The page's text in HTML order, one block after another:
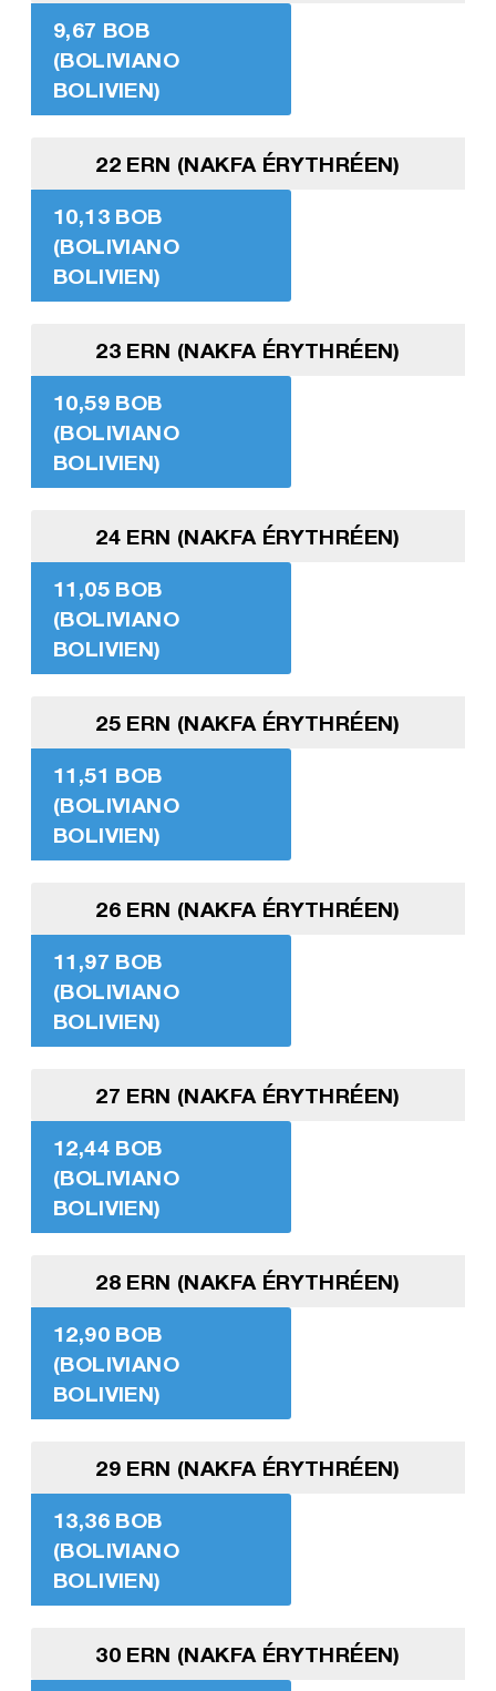
9,67 BOB
(BOLIVIANO
BOLIVIEN)
22 ERN (NAKFA ÉRYTHRÉEN)
10,13 BOB
(BOLIVIANO
BOLIVIEN)
23 ERN (NAKFA ÉRYTHRÉEN)
10,59 BOB
(BOLIVIANO
BOLIVIEN)
24 ERN (NAKFA ÉRYTHRÉEN)
11,05 BOB
(BOLIVIANO
BOLIVIEN)
25 ERN (NAKFA ÉRYTHRÉEN)
11,51 BOB
(BOLIVIANO
BOLIVIEN)
26 ERN (NAKFA ÉRYTHRÉEN)
11,97 BOB
(BOLIVIANO
BOLIVIEN)
27 ERN (NAKFA ÉRYTHRÉEN)
12,44 BOB
(BOLIVIANO
BOLIVIEN)
28 ERN (NAKFA ÉRYTHRÉEN)
12,90 BOB
(BOLIVIANO
BOLIVIEN)
29 ERN (NAKFA ÉRYTHRÉEN)
13,36 BOB
(BOLIVIANO
BOLIVIEN)
30 ERN (NAKFA ÉRYTHRÉEN)